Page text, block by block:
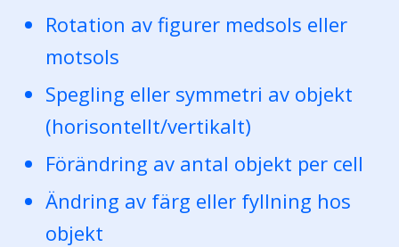
Rotation av figurer medsols eller
motsols
Spegling eller symmetri av objekt
(horisontellt/vertikalt)
Förändring av antal objekt per cell
Ändring av färg eller fyllning hos
objekt